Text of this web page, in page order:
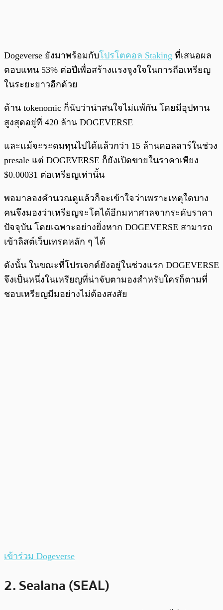
Dogeverse ยังมาพร้อมกับโปรโตคอล Staking ที่เสนอผล
ตอบแทน 53% ต่อปีเพื่อสร้างแรงจูงใจในการถือเหรียญ
ในระยะยาวอีกด้วย
ด้าน tokenomic ก็นับว่าน่าสนใจไม่แพ้กัน โดยมีอุปทาน
สูงสุดอยู่ที่ 420 ล้าน DOGEVERSE
และแม้จะระดมทุนไปได้แล้วกว่า 15 ล้านดอลลาร์ในช่วง
presale แต่ DOGEVERSE ก็ยังเปิดขายในราคาเพียง
$0.00031 ต่อเหรียญเท่านั้น
พอมาลองคำนวณดูแล้วก็จะเข้าใจว่าเพราะเหตุใดบาง
คนจึงมองว่าเหรียญจะโตได้อีกมหาศาลจากระดับราคา
ปัจจุบัน โดยเฉพาะอย่างยิ่งหาก DOGEVERSE สามารถ
เข้าลิสต์เว็บเทรดหลัก ๆ ได้
ดังนั้น ในขณะที่โปรเจกต์ยังอยู่ในช่วงแรก DOGEVERSE
จึงเป็นหนึ่งในเหรียญที่น่าจับตามองสำหรับใครก็ตามที่
ชอบเหรียญมีมอย่างไม่ต้องสงสัย
เข้าร่วม Dogeverse
2. Sealana (SEAL)